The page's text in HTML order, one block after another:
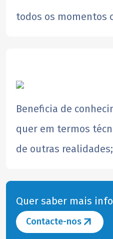
todos os momentos
​Beneficia de
quer em termos
de outras realidades;
Quer saber mais
Contacte-nos